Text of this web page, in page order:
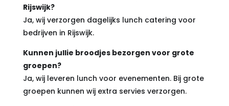
Rijswijk?
Ja, wij verzorgen dagelijks lunch catering voor
bedrijven in Rijswijk.
Kunnen jullie broodjes bezorgen voor grote
groepen?
Ja, wij leveren lunch voor evenementen. Bij grote
groepen kunnen wij extra servies verzorgen.